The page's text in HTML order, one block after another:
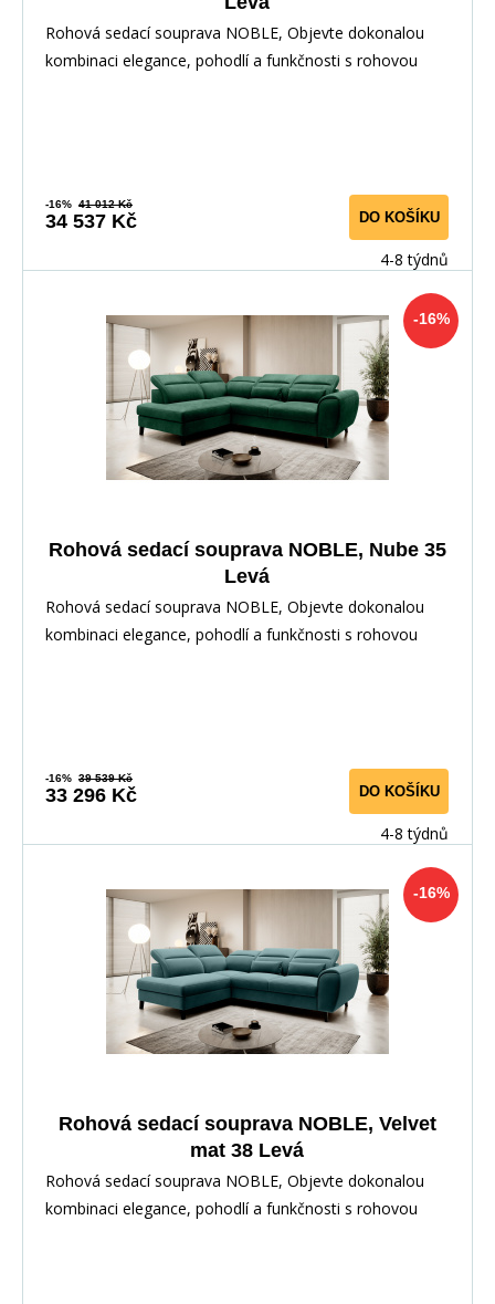
Rohová sedací souprava NOBLE, Objevte dokonalou
kombinaci elegance, pohodlí a funkčnosti s rohovou
-16% 41 012 Kč
34 537 Kč DO KOŠÍKU
4-8 týdnů
-16%
Rohová sedací souprava NOBLE, Nube 35
Levá
Rohová sedací souprava NOBLE, Objevte dokonalou
kombinaci elegance, pohodlí a funkčnosti s rohovou
-16% 39 539 Kč
33 296 Kč DO KOŠÍKU
4-8 týdnů
-16%
Rohová sedací souprava NOBLE, Velvet
mat 38 Levá
Rohová sedací souprava NOBLE, Objevte dokonalou
kombinaci elegance, pohodlí a funkčnosti s rohovou